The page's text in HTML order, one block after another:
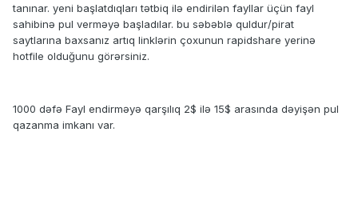
tanınar. yeni başlatdıqları tətbiq ilə endirilən fayllar üçün fayl
sahibinə pul verməyə başladılar. bu səbəblə quldur/pirat
saytlarına baxsanız artıq linklərin çoxunun rapidshare yerinə
hotfile olduğunu görərsiniz.
1000 dəfə Fayl endirməyə qarşılıq 2$ ilə 15$ arasında dəyişən pul
qazanma imkanı var.